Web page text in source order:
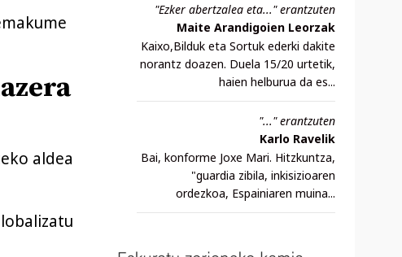
aldea
"Ezker abertzalea eta..." erantzuten
Maite Arandigoien Leorzak
Kaixo,Bilduk eta Sortuk ederki dakite
norantz doazen. Duela 15/20 urtetik,
haien helburua da es...
"..." erantzuten
Karlo Ravelik
Bai, konforme Joxe Mari. Hitzkuntza,
"guardia zibila, inkisizioaren
ordezkoa, Espainiaren muina...